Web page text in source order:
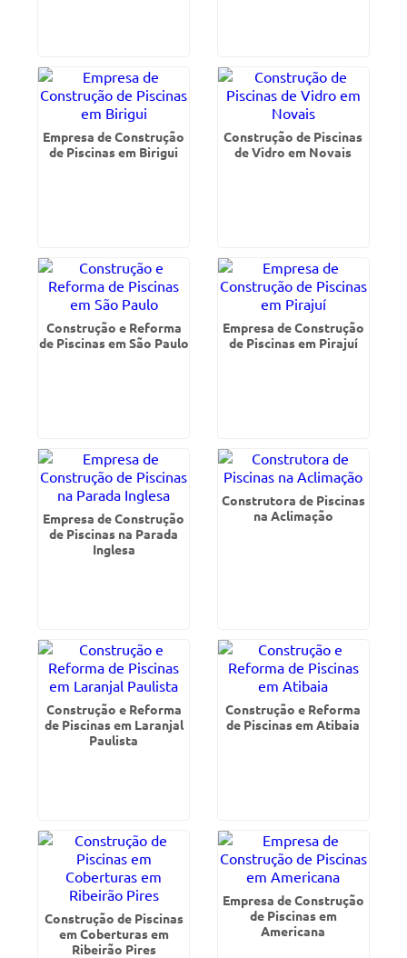
Empresa de Construção
de Piscinas em Birigui
Construção de Piscinas
de Vidro em Novais
Construção e Reforma
de Piscinas em São Paulo
Empresa de Construção
de Piscinas em Pirajuí
Empresa de Construção
de Piscinas na Parada
Inglesa
Construtora de Piscinas
na Aclimação
Construção e Reforma
de Piscinas em Laranjal
Paulista
Construção e Reforma
de Piscinas em Atibaia
Construção de Piscinas
em Coberturas em
Ribeirão Pires
Empresa de Construção
de Piscinas em
Americana